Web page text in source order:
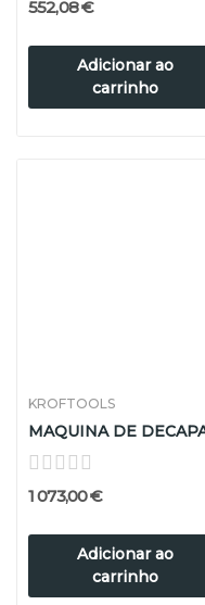
552,08 €
Adicionar ao
carrinho
KROFTOOLS
1 073,00 €
Adicionar ao
carrinho